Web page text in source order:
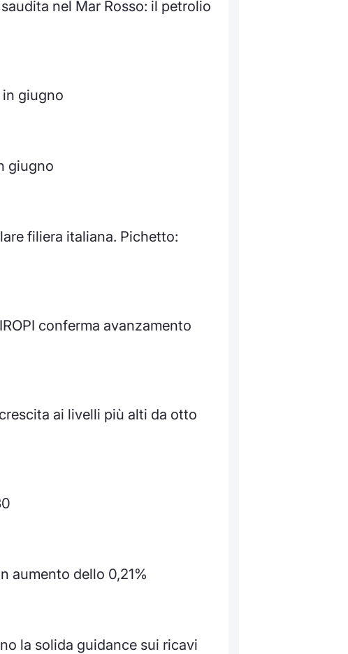
nel Mar Rosso: il petrolio
giugno
giugno
filiera italiana. Pichetto:
conferma avanzamento
ai livelli più alti da otto
aumento dello 0,21%
la solida guidance sui ricavi